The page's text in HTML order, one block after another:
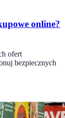
online?
ofert
bezpiecznych